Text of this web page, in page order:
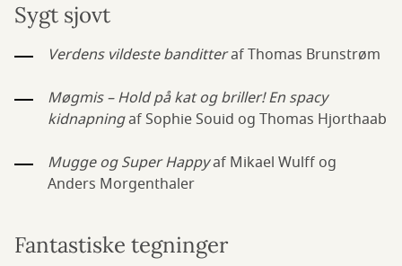
Sygt sjovt
Verdens vildeste banditteraf Thomas Brunstrøm
Møgmis – Hold på kat og briller! En spacy
kidnapningaf Sophie Souid og Thomas Hjorthaab
Mugge og Super Happyaf Mikael Wulff og
Anders Morgenthaler
Fantastiske tegninger